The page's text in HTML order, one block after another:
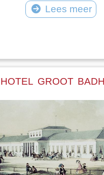
Lees meer
HOTEL GROOT